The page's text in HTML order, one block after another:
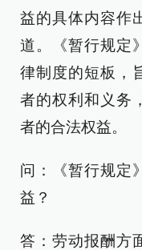
益的具体内容作
道。《暂行规定
律制度的短板，
者的权利和义务
者的合法权益。
问：《暂行规定
益？
答：劳动报酬方